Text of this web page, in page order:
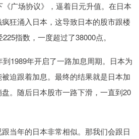
广场协议》，逼着日元升值。在日本
狂涌入日本，这导致日本的股市跟楼
指数，一度超过了38000点。
1989年开启了一路加息周期。日本为
迫跟着加息。最终的结果就是日本加
。随后日本股市一路下滑，一直到20
当年的日本非常相似。那我们会跟日